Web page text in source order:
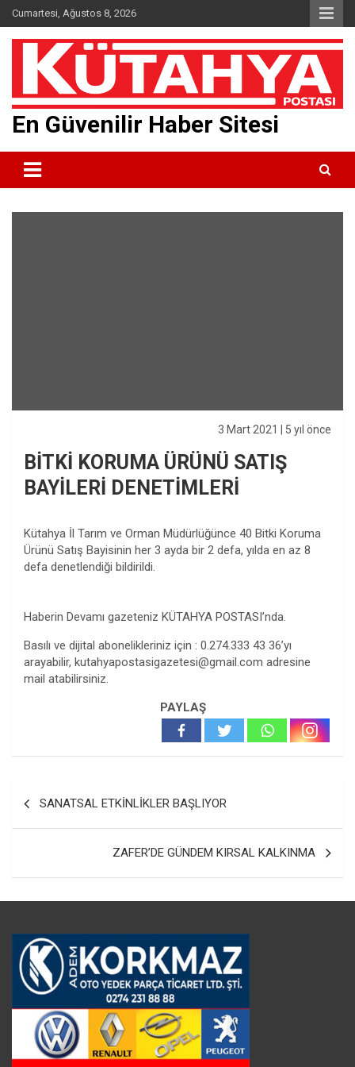
Skip
to
content
Cumartesi, Ağustos 8, 2026
En Güvenilir Haber Sitesi
3 Mart 2021 | 5 yıl önce
BİTKİ KORUMA ÜRÜNÜ SATIŞ
BAYİLERİ DENETİMLERİ
Kütahya İl Tarım ve Orman Müdürlüğünce 40 Bitki Koruma
Ürünü Satış Bayisinin her 3 ayda bir 2 defa, yılda en az 8
defa denetlendiği bildirildi.
Haberin Devamı gazeteniz KÜTAHYA POSTASI’nda.
Basılı ve dijital abonelikleriniz için : 0.274.333 43 36’yı
arayabilir, kutahyapostasigazetesi@gmail.com adresine
mail atabilirsiniz.
PAYLAŞ
SANATSAL ETKİNLİKLER BAŞLIYOR
ZAFER’DE GÜNDEM KIRSAL KALKINMA